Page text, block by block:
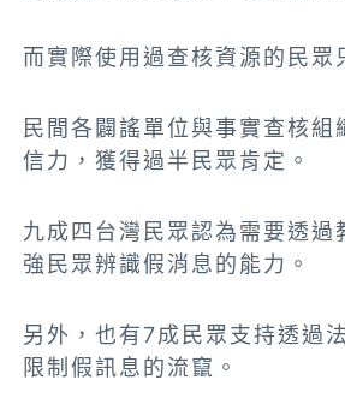
而實際使用過查核資源的民眾
民間各闢謠單位與事實查核組
信力，獲得過半民眾肯定。
九成四台灣民眾認為需要透過
強民眾辨識假消息的能力。
另外，也有7成民眾支持透過
限制假訊息的流竄。